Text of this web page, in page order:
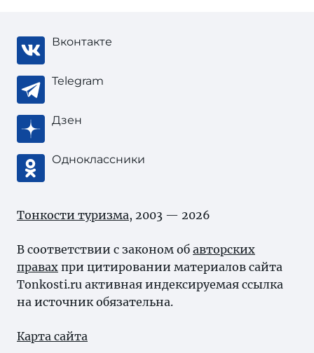
Вконтакте
Telegram
Дзен
Одноклассники
Тонкости туризма, 2003 — 2026
В соответствии с законом об авторских
правах при цитировании материалов сайта
Tonkosti.ru активная индексируемая ссылка
на источник обязательна.
Карта сайта